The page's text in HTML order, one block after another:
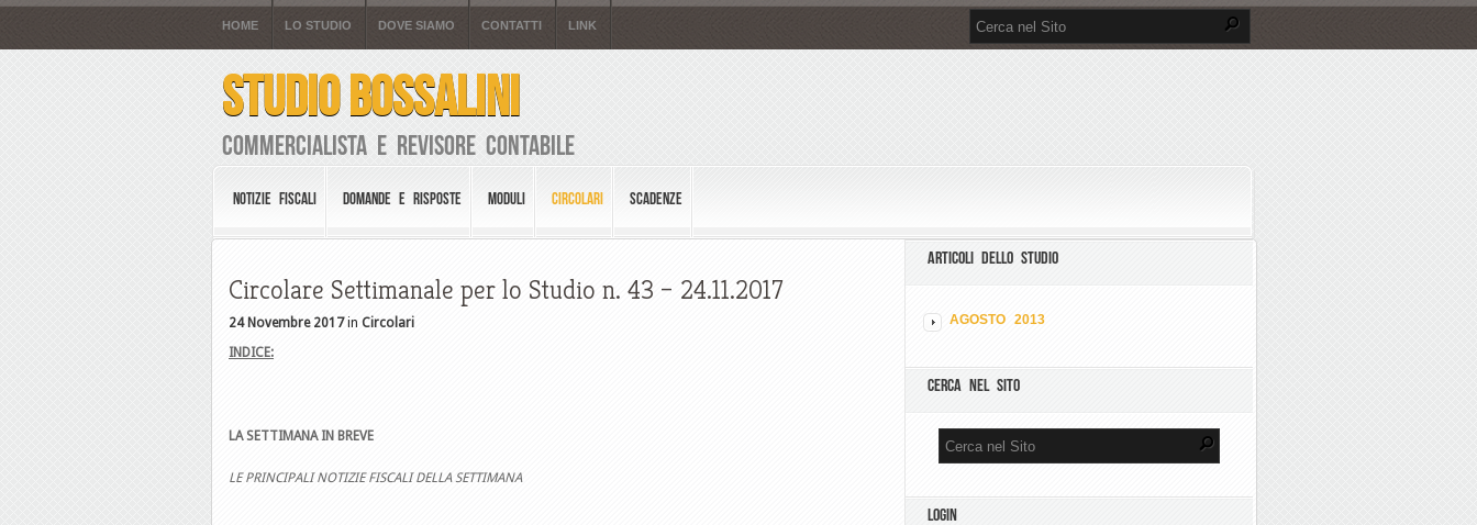
HOME LO STUDIO DOVE SIAMO CONTATTI LINK
STUDIO BOSSALINI
Commercialista e Revisore Contabile
NOTIZIE FISCALI DOMANDE E RISPOSTE MODULI CIRCOLARI SCADENZE
Circolare Settimanale per lo Studio n. 43 – 24.11.2017
24 Novembre 2017in Circolari
INDICE:
LA SETTIMANA IN BREVE
LE PRINCIPALI NOTIZIE FISCALI DELLA SETTIMANA
ARTICOLI DELLO STUDIO
AGOSTO 2013
CERCA NEL SITO
LOGIN